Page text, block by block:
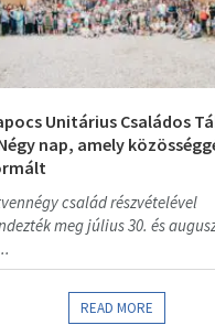
Unitárius Családos
nap, amely
család részvételével
meg július 30. és
READ MORE